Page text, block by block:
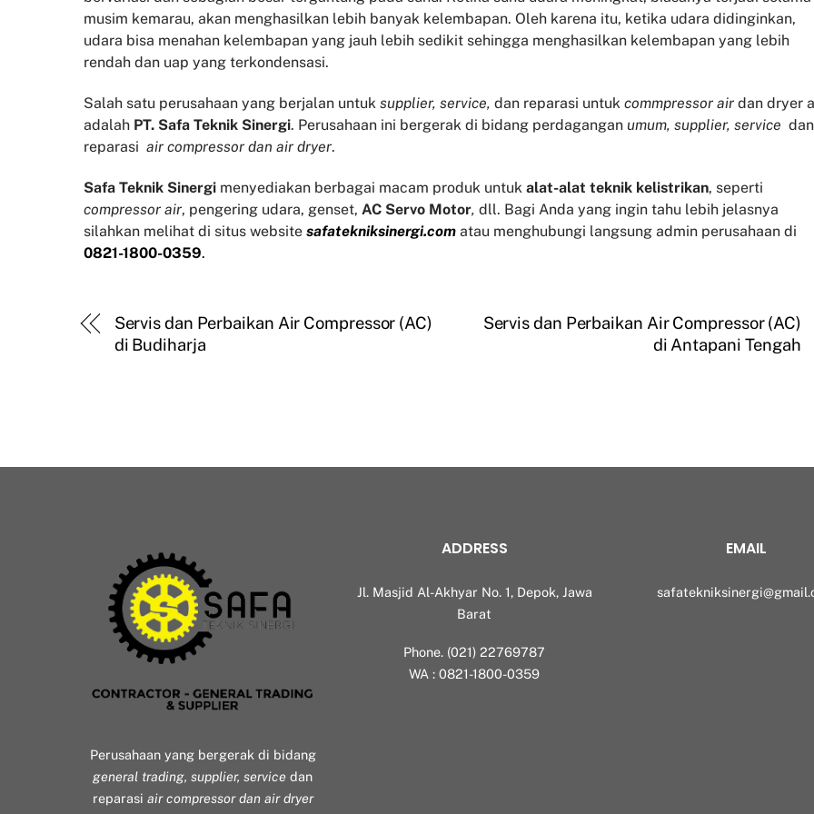
musim kemarau, akan menghasilkan lebih banyak kelembapan. Oleh karena itu, ketika udara didinginkan,
udara bisa menahan kelembapan yang jauh lebih sedikit sehingga menghasilkan kelembapan yang lebih
rendah dan uap yang terkondensasi.
Salah satu perusahaan yang berjalan untuk supplier, service, dan reparasi untuk commpressor air dan dryer
adalah PT. Safa Teknik Sinergi. Perusahaan ini bergerak di bidang perdagangan umum, supplier, service dan
reparasi air compressor dan air dryer.
Safa Teknik Sinergi menyediakan berbagai macam produk untuk alat-alat teknik kelistrikan, seperti
compressor air, pengering udara, genset, AC Servo Motor, dll. Bagi Anda yang ingin tahu lebih jelasnya
silahkan melihat di situs website safatekniksinergi.com atau menghubungi langsung admin perusahaan di
0821-1800-0359.
Servis dan Perbaikan Air Compressor (AC)
di Budiharja
Servis dan Perbaikan Air Compressor (AC)
di Antapani Tengah
Perusahaan yang bergerak di bidang
general trading, supplier, service dan
reparasi air compressor dan air dryer
ADDRESS
Jl. Masjid Al-Akhyar No. 1, Depok, Jawa
Barat
Phone. (021) 22769787
WA : 0821-1800-0359
EMAIL